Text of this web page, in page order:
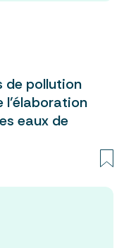
de pollution
l’élaboration
eaux de